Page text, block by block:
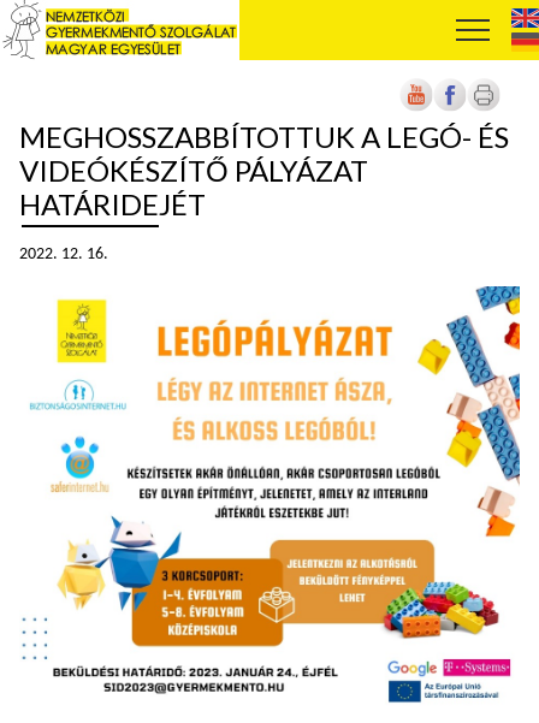
MEGHOSSZABBÍTOTTUK A LEGÓ- ÉS
VIDEÓKÉSZÍTŐ PÁLYÁZAT
HATÁRIDEJÉT
2022. 12. 16.